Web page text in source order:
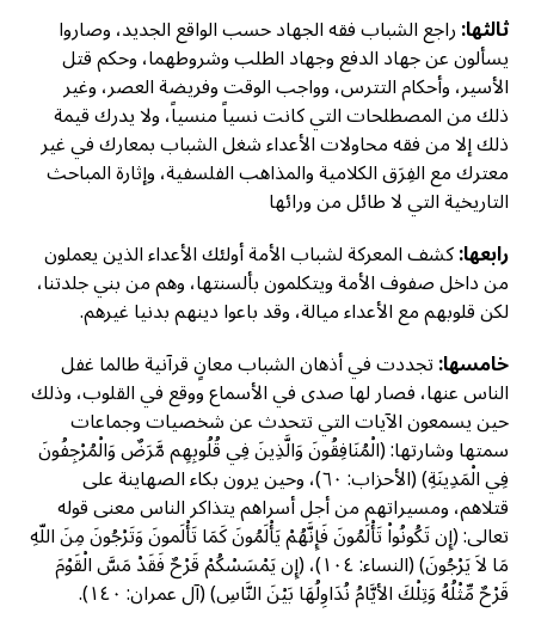
ثالثها:راجع الشباب فقه الجهاد حسب الواقع الجديد، وصاروا
يسألون عن جهاد الدفع وجهاد الطلب وشروطهما، وحكم قتل
الأسير، وأحكام التترس، وواجب الوقت وفريضة العصر، وغير
ذلك من المصطلحات التي كانت نسياً منسياً، ولا يدرك قيمة
ذلك إلا من فقه محاولات الأعداء شغل الشباب بمعارك في غير
معترك مع الفِرَق الكلامية والمذاهب الفلسفية، وإثارة المباحث
التاريخية التي لا طائل من ورائها
رابعها:كشف المعركة لشباب الأمة أولئك الأعداء الذين يعملون
من داخل صفوف الأمة ويتكلمون بألسنتها، وهم من بني جلدتنا،
لكن قلوبهم مع الأعداء ميالة، وقد باعوا دينهم بدنيا غيرهم.
خامسها:تجددت في أذهان الشباب معانٍ قرآنية طالما غفل
الناس عنها، فصار لها صدى في الأسماع ووقع في القلوب، وذلك
حين يسمعون الآيات التي تتحدث عن شخصيات وجماعات
سمتها وشارتها: (الْمُنَافِقُونَ وَالَّذِينَ فِي قُلُوبِهِم مَّرَضٌ وَالْمُرْجِفُونَ
فِي الْمَدِينَةِ) (الأحزاب: ٦٠)، وحين يرون بكاء الصهاينة على
قتلاهم، ومسيراتهم من أجل أسراهم يتذاكر الناس معنى قوله
تعالى: (إِن تَكُونُواْ تَأْلَمُونَ فَإِنَّهُمْ يَأْلَمُونَ كَمَا تَأْلَمونَ وَتَرْجُونَ مِنَ اللّهِ
مَا لاَ يَرْجُونَ) (النساء: ١٠٤)، (إِن يَمْسَسْكُمْ قَرْحٌ فَقَدْ مَسَّ الْقَوْمَ
قَرْحٌ مِّثْلُهُ وَتِلْكَ الأيَّامُ نُدَاوِلُهَا بَيْنَ النَّاسِ) (آل عمران: ١٤٠).